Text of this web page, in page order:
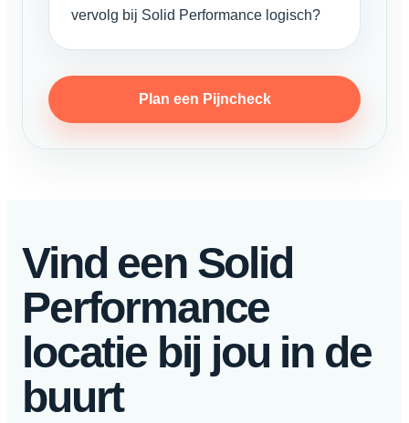
vervolg bij Solid Performance logisch?
Plan een Pijncheck
Vind een Solid
Performance
locatie bij jou in de
buurt